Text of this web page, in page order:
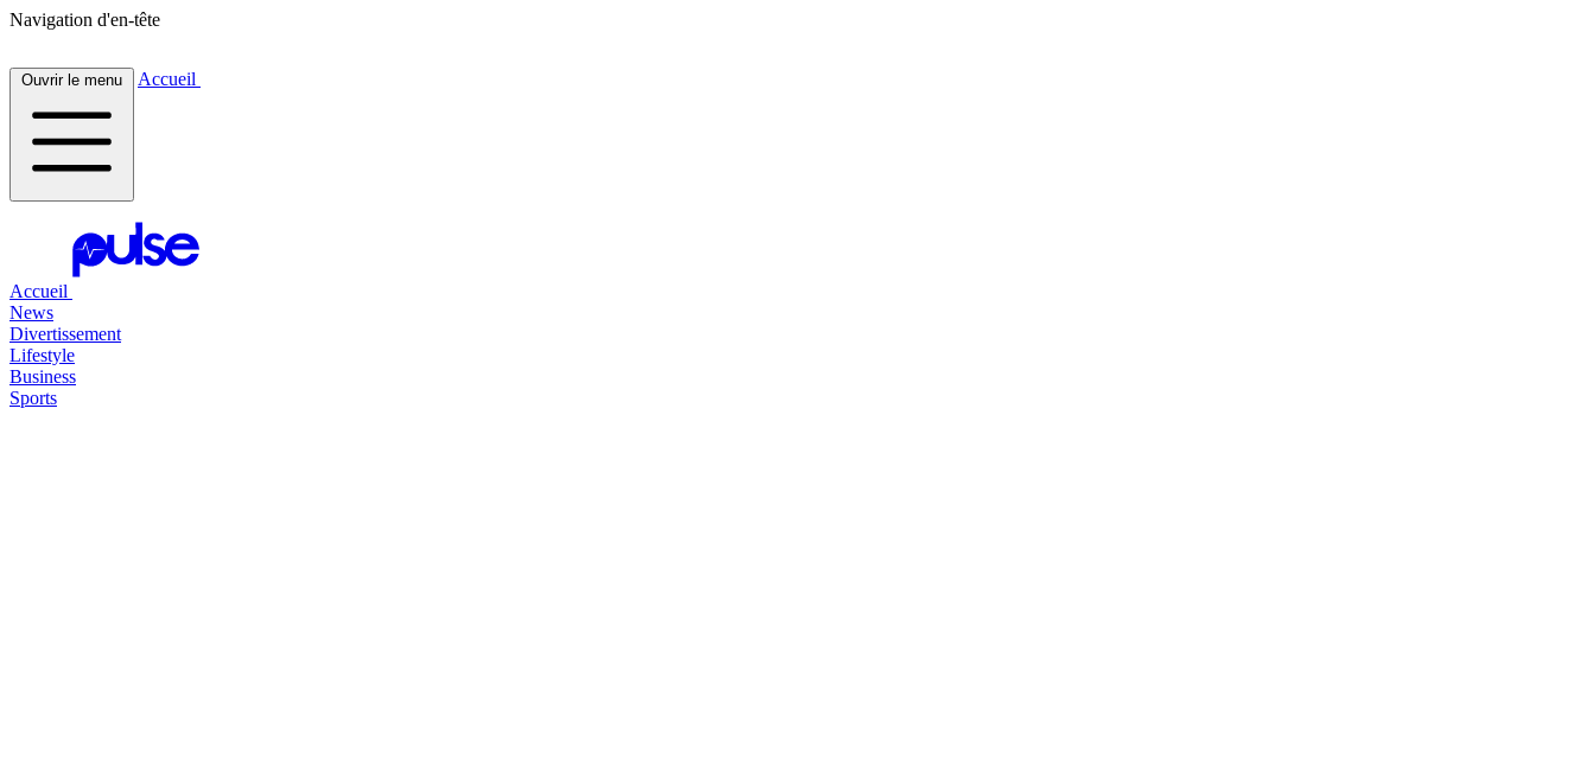
Navigation d'en-tête
Ouvrir le menu Accueil
Accueil
News
Divertissement
Lifestyle
Business
Sports